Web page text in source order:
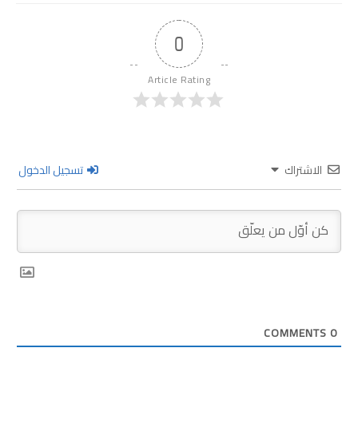
0
Article Rating
الاشتراك تسجيل الدخول
0